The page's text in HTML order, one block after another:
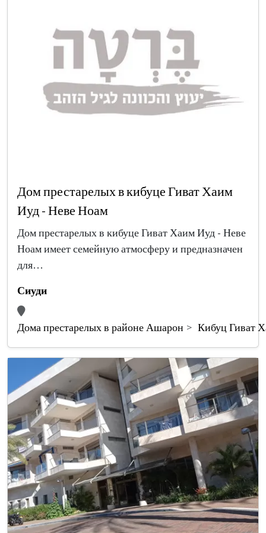
Дом престарелых в кибуце Гиват Хаим
Иуд - Неве Ноам
Дом престарелых в кибуце Гиват Хаим Иуд - Неве
Ноам имеет семейную атмосферу и предназначен
для…
Сиуди
Дома престарелых в районе Ашарон Кибуц Гиват